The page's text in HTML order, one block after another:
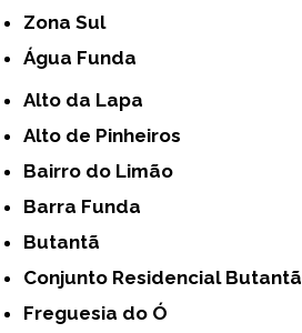
Zona Sul
Água Funda
Alto da Lapa
Alto de Pinheiros
Bairro do Limão
Barra Funda
Butantã
Conjunto Residencial Butantã
Freguesia do Ó